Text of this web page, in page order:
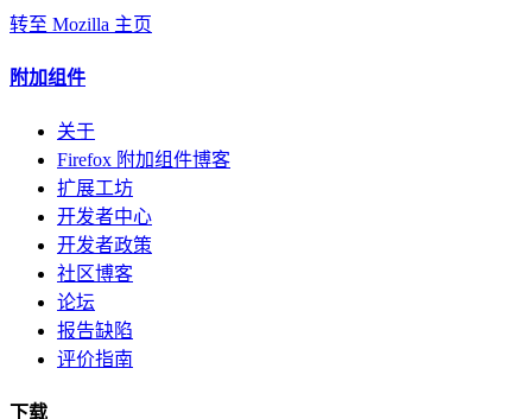
转至 Mozilla 主页
附加组件
关于
Firefox 附加组件博客
扩展工坊
开发者中心
开发者政策
社区博客
论坛
报告缺陷
评价指南
下载